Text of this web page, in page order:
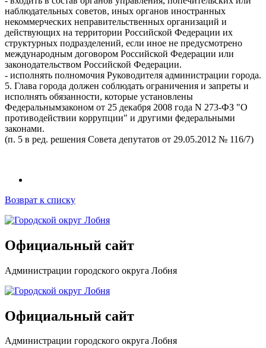
наблюдательных советов, иных органов иностранных
некоммерческих неправительственных организаций и
действующих на территории Российской Федерации их
структурных подразделений, если иное не предусмотрено
международным договором Российской Федерации или
законодательством Российской Федерации.
- исполнять полномочия Руководителя администрации города.
5. Глава города должен соблюдать ограничения и запреты и
исполнять обязанности, которые установлены
Федеральнымзаконом от 25 декабря 2008 года N 273-ФЗ "О
противодействии коррупции" и другими федеральными
законами.
(п. 5 в ред. решения Совета депутатов от 29.05.2012 № 116/7)
Возврат к списку
Официальный сайт
Администрации городского округа Лобня
Официальный сайт
Администрации городского округа Лобня